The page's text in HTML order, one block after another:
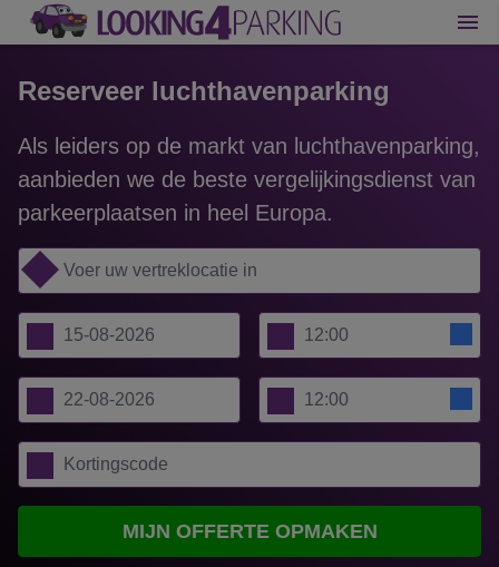
Reserveer luchthavenparking
Als leiders op de markt van luchthavenparking,
aanbieden we de beste vergelijkingsdienst van
parkeerplaatsen in heel Europa.
MIJN OFFERTE OPMAKEN